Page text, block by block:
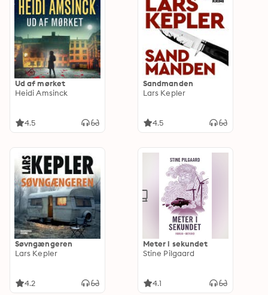
Ud af mørket
Heidi Amsinck
4.5
Sandmanden
Lars Kepler
4.5
Søvngængeren
Lars Kepler
4.2
Meter i sekundet
Stine Pilgaard
4.1